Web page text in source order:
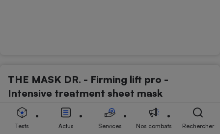
THE MASK DR. - Firming lift pro -
Intensive treatment sheet mask
Tests Actus Services Nos combats Rechercher